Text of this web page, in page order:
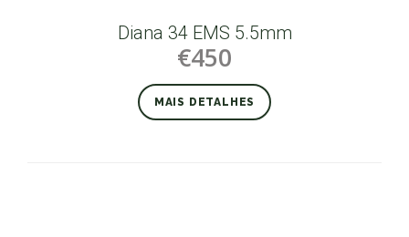
Diana 34 EMS 5.5mm
€450
MAIS DETALHES